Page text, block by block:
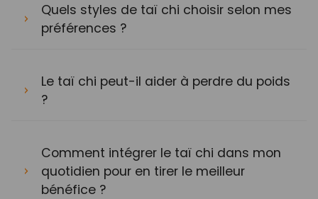
Quels styles de taï chi choisir selon mes
préférences ?
Le taï chi peut-il aider à perdre du poids
?
Comment intégrer le taï chi dans mon
quotidien pour en tirer le meilleur
bénéfice ?